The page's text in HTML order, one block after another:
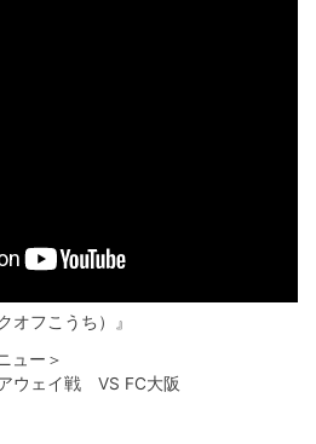
オフこうち）』
ュー＞
ウェイ戦 VS FC大阪